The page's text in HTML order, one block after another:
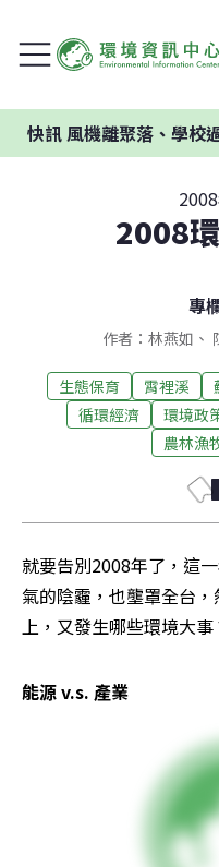
落、學校過近 彰化福漢
2008
專
作者：林燕如、
生態保育 霄裡溪
循環經濟
環境政
農林漁
就要告別2008年了，這
氣的陰霾，也壟罩全台
上，又發生哪些環境大事
能源 v.s. 產業